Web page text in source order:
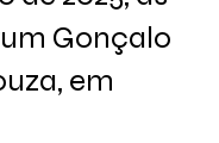
Gonçalo
em